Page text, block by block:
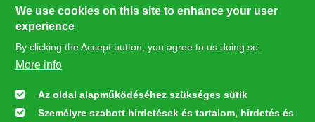
27224
Hírlevél feliratkozás
We use cookies on this site to enhance your user
experience
By clicking the Accept button, you agree to us doing so.
More info
Az oldal alapműködéséhez szükséges sütik
Személyre szabott hirdetések és tartalom, hirdetés és